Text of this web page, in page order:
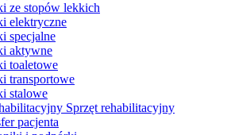
ze stopów lekkich
elektryczne
specjalne
aktywne
toaletowe
transportowe
stalowe
Sprzęt rehabilitacyjny
pacjenta